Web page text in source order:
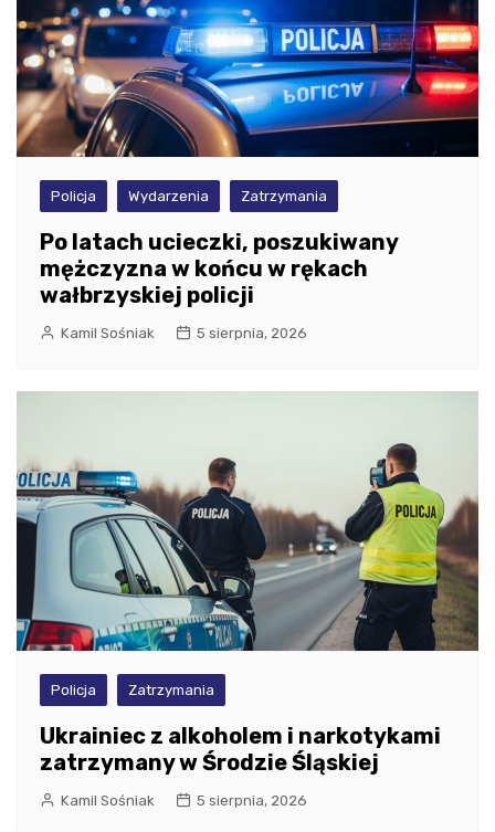
Policja Wydarzenia Zatrzymania
Po latach ucieczki, poszukiwany
mężczyzna w końcu w rękach
wałbrzyskiej policji
Kamil Sośniak 5 sierpnia, 2026
Policja Zatrzymania
Ukrainiec z alkoholem i narkotykami
zatrzymany w Środzie Śląskiej
Kamil Sośniak 5 sierpnia, 2026